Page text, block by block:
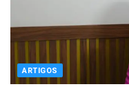
ARTIGOS